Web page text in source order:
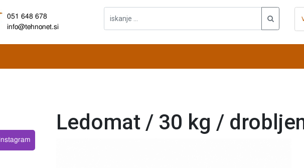
051 648 678
info@tehnonet.si
Instagram
Ledomat / 30 kg /